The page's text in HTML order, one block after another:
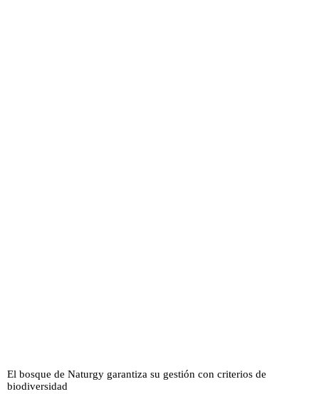
El bosque de Naturgy garantiza su gestión con criterios de
biodiversidad